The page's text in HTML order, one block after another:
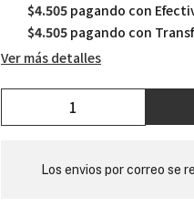
$4.505 pagando con
$4.505 pagando con
Ver más detalles
Los envios por correo se